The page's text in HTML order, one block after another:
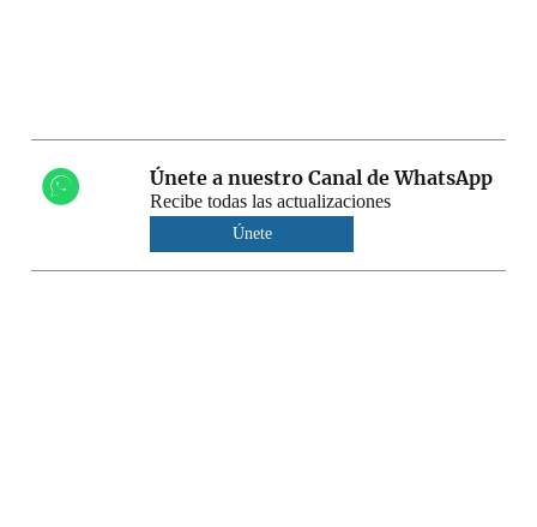
Únete a nuestro Canal de WhatsApp
Recibe todas las actualizaciones
Únete